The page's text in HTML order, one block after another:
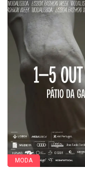
MODA